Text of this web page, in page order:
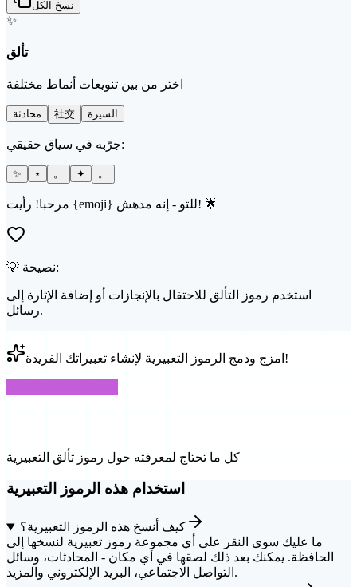
نسخ الكل
✨
تألق
اختر من بين تنويعات أنماط مختلفة
محادثة 社交 السيرة
جرّبه في سياق حقيقي:
✨ ⋆ 。 ✦ 。
مرحبا! رأيت {emoji} للتو - إنه مدهش! 🌟
💡 نصيحة:
استخدم رموز التألق للاحتفال بالإنجازات أو إضافة الإثارة إلى
رسائل.
امزج ودمج الرموز التعبيرية لإنشاء تعبيراتك الفريدة!
كل ما تحتاج لمعرفته حول رموز تألق التعبيرية
استخدام هذه الرموز التعبيرية
كيف أنسخ هذه الرموز التعبيرية؟
ما عليك سوى النقر على أي مجموعة رموز تعبيرية لنسخها إلى
الحافظة. يمكنك بعد ذلك لصقها في أي مكان - المحادثات، وسائل
التواصل الاجتماعي، البريد الإلكتروني والمزيد.